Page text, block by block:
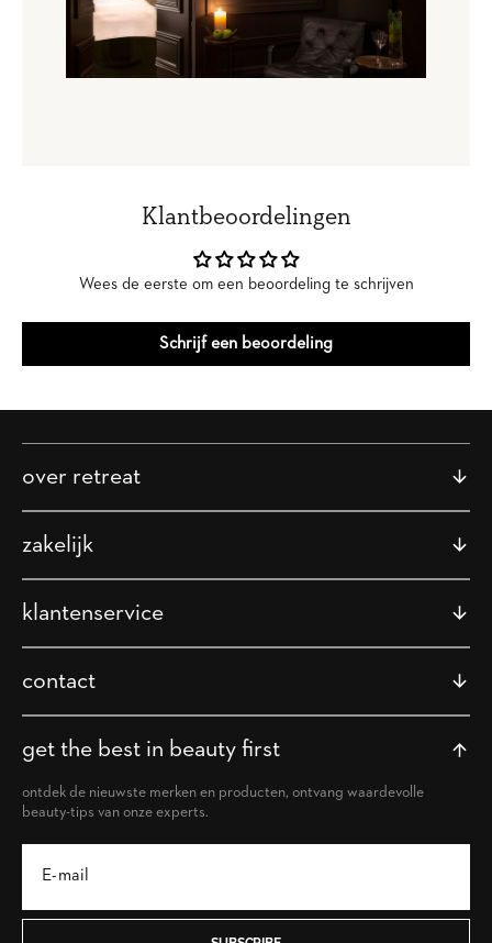
Klantbeoordelingen
Wees de eerste om een beoordeling te schrijven
Schrijf een beoordeling
over retreat
zakelijk
klantenservice
contact
get the best in beauty first
ontdek de nieuwste merken en producten, ontvang waardevolle
beauty-tips van onze experts.